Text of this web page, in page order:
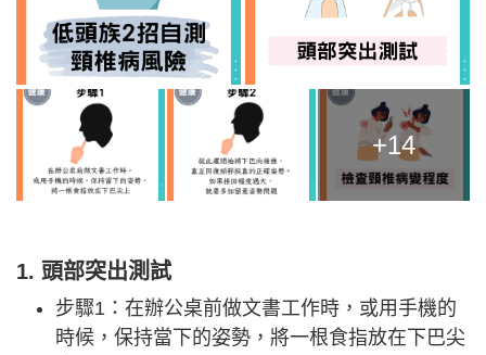
+14
1. 頭部突出測試
步驟1：在辦公桌前做文書工作時，或用手機的
時候，保持當下的姿勢，將一根食指放在下巴尖